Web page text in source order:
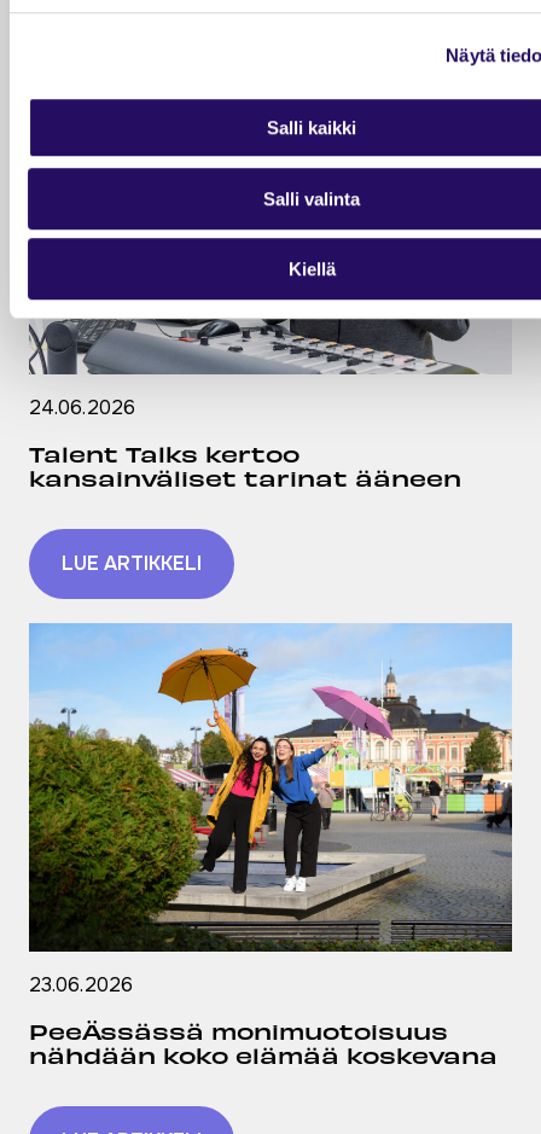
Näytä
Salli kaikki
Salli valinta
Kiellä
24.06.2026
Talent Talks kertoo
kansainväliset tarinat ääneen
LUE ARTIKKELI
23.06.2026
PeeÄssässä monimuotoisuus
nähdään koko elämää koskevana